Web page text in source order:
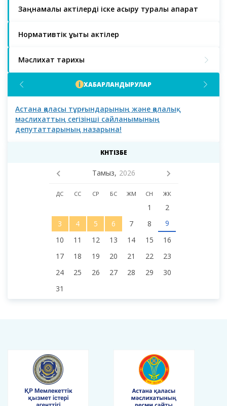
Заңнамалық актілерді іске асыру туралы ақпарат
Нормативтік құқықтық актілер
Мәслихат тарихы
ХАБАРЛАНДЫРУЛАР
Астана қаласы тұрғындарының және қалалық
мәслихаттың сегізінші сайланымының
депутаттарының назарына!
КҮНТІЗБЕ
Тамыз, 2026
ДС СС СР БС ЖМ СН ЖК
1
2
3
4 5 6 7 8
9
10
11 12 13 14 15
16
17
18 19 20 21 22
23
24
25 26 27 28 29
30
31